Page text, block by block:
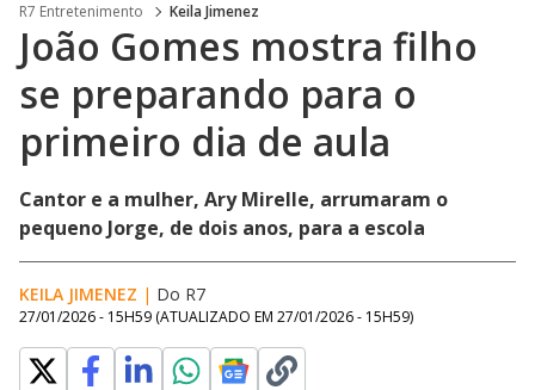
R7 Entretenimento Keila Jimenez
João Gomes mostra filho
se preparando para o
primeiro dia de aula
Cantor e a mulher, Ary Mirelle, arrumaram o
pequeno Jorge, de dois anos, para a escola
KEILA JIMENEZ | Do R7
27/01/2026 - 15H59 (ATUALIZADO EM 27/01/2026 - 15H59)